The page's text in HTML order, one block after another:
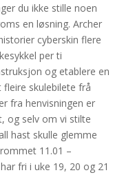
du ikke stille noen
en løsning. Archer
cyberskin flere
per ti
og etablere en
skulebilete frå
fra henvisningen er
og selv om vi stilte
hast skulle glemme
11.01 –
fri i uke 19, 20 og 21